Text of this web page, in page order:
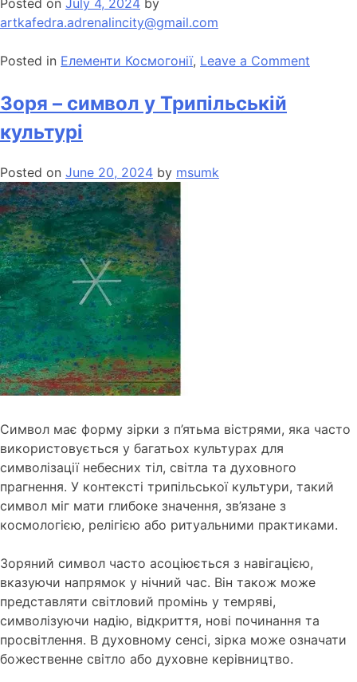
artkafedra.adrenalincity@gmail.com
Posted in Елементи Космогонії, Leave a Comment
Зоря – символ у Трипільській
культурі
Posted on June 20, 2024 by msumk
Символ має форму зірки з п’ятьма вістрями, яка часто
використовується у багатьох культурах для
символізації небесних тіл, світла та духовного
прагнення. У контексті трипільської культури, такий
символ міг мати глибоке значення, зв’язане з
космологією, релігією або ритуальними практиками.
Зоряний символ часто асоціюється з навігацією,
вказуючи напрямок у нічний час. Він також може
представляти світловий промінь у темряві,
символізуючи надію, відкриття, нові починання та
просвітлення. В духовному сенсі, зірка може означати
божественне світло або духовне керівництво.